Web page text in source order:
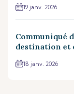
19 janv. 2026
Communiqué
destination et
18 janv. 2026